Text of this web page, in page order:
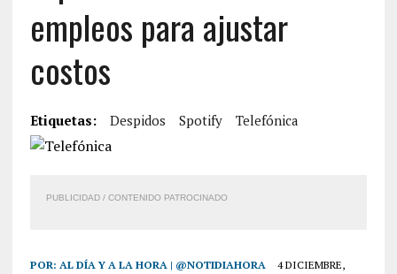
empleos para ajustar
costos
Etiquetas: Despidos Spotify Telefónica
PUBLICIDAD / CONTENIDO PATROCINADO
POR: AL DÍA Y A LA HORA | @NOTIDIAHORA
4 DICIEMBRE,